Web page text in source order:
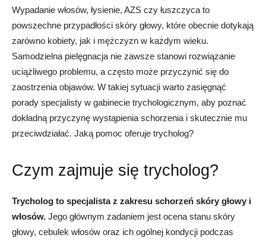
Wypadanie włosów, łysienie, AZS czy łuszczyca to
powszechne przypadłości skóry głowy, które obecnie dotykają
zarówno kobiety, jak i mężczyzn w każdym wieku.
Samodzielna pielęgnacja nie zawsze stanowi rozwiązanie
uciążliwego problemu, a często może przyczynić się do
zaostrzenia objawów. W takiej sytuacji warto zasięgnąć
porady specjalisty w gabinecie trychologicznym, aby poznać
dokładną przyczynę wystąpienia schorzenia i skutecznie mu
przeciwdziałać. Jaką pomoc oferuje trycholog?
Czym zajmuje się trycholog?
Trycholog to specjalista z zakresu schorzeń skóry głowy i
włosów. Jego głównym zadaniem jest ocena stanu skóry
głowy, cebulek włosów oraz ich ogólnej kondycji podczas